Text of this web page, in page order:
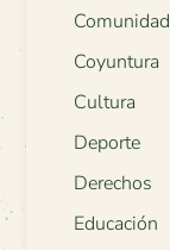
Comunidad
Coyuntura
Cultura
Deporte
Derechos
Educación